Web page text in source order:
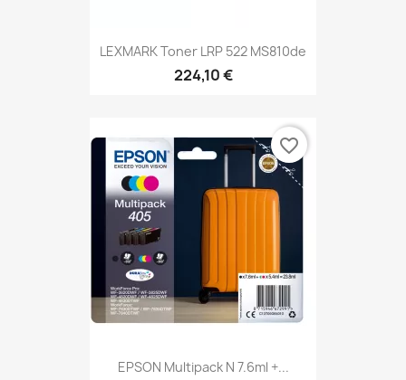
LEXMARK Toner LRP 522 MS810de
224,10 €
EPSON Multipack N 7.6ml +...
favorite_border